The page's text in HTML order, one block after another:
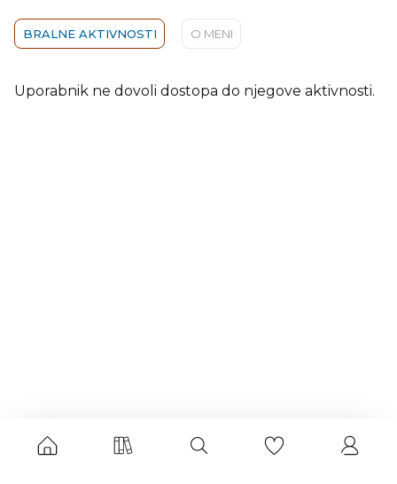
BRALNE AKTIVNOSTI O MENI
Uporabnik ne dovoli dostopa do njegove aktivnosti.